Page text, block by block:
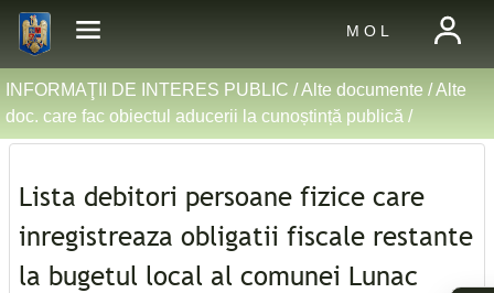
M O L
INFORMAŢII DE INTERES PUBLIC /Alte documente/Alte
doc. care fac obiectul aducerii la cunoștință publică /
Lista debitori persoane fizice care
inregistreaza obligatii fiscale restante
la bugetul local al comunei Lunac